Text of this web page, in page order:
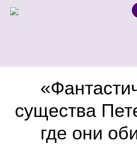
I'm looking for
существа
где они